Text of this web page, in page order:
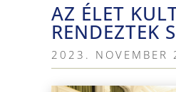
AZ ÉLET
RENDEZTEK
2023. NOVEMBER